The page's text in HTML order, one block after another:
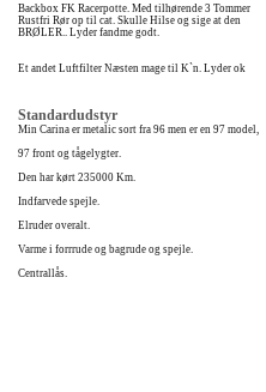
Backbox FK Racerpotte. Med tilhørende 3 Tommer
Rustfri Rør op til cat. Skulle Hilse og sige at den
BRØLER.. Lyder fandme godt.
Et andet Luftfilter Næsten mage til K`n. Lyder ok
Standardudstyr
Min Carina er metalic sort fra 96 men er en 97 model,
97 front og tågelygter.
Den har kørt 235000 Km.
Indfarvede spejle.
Elruder overalt.
Varme i forrrude og bagrude og spejle.
Centrallås.